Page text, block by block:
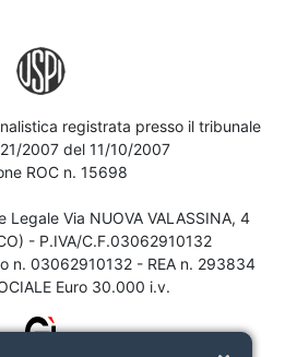
registrata presso il tribunale
2007 del 11/10/2007
ROC n. 15698
Legale Via NUOVA VALASSINA, 4
- P.IVA/C.F.03062910132
n. 03062910132 - REA n. 293834
Euro 30.000 i.v.